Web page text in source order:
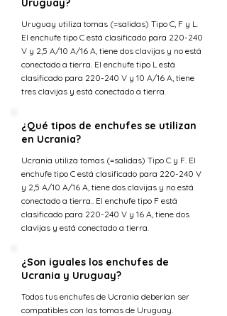
Uruguay?
Uruguay utiliza tomas (=salidas) Tipo C, F y L.
El enchufe tipo C está clasificado para 220-240
V y 2,5 A/10 A/16 A, tiene dos clavijas y no está
conectado a tierra. El enchufe tipo L está
clasificado para 220-240 V y 10 A/16 A, tiene
tres clavijas y está conectado a tierra.
¿Qué tipos de enchufes se utilizan
en Ucrania?
Ucrania utiliza tomas (=salidas) Tipo C y F. El
enchufe tipo C está clasificado para 220-240 V
y 2,5 A/10 A/16 A, tiene dos clavijas y no está
conectado a tierra.. El enchufe tipo F está
clasificado para 220-240 V y 16 A, tiene dos
clavijas y está conectado a tierra.
¿Son iguales los enchufes de
Ucrania y Uruguay?
Todos tus enchufes de Ucrania deberían ser
compatibles con las tomas de Uruguay.